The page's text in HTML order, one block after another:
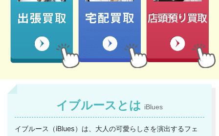
イブルースとは iBlues
イブルース（iBlues）は、大人の可愛らしさを演出するフェ